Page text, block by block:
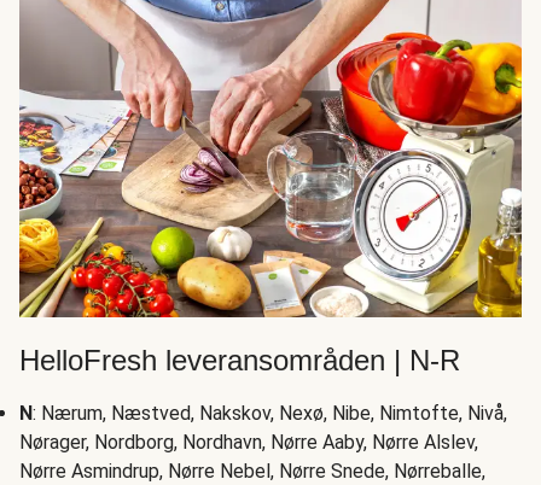
HelloFresh leveransområden | N-R
N: Nærum, Næstved, Nakskov, Nexø, Nibe, Nimtofte, Nivå,
Nørager, Nordborg, Nordhavn, Nørre Aaby, Nørre Alslev,
Nørre Asmindrup, Nørre Nebel, Nørre Snede, Nørreballe,